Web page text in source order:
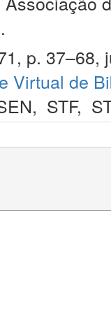
p. 37–68,
Virtual de
, STF,